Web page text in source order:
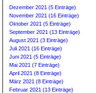
Dezember 2021 (5 Einträge)
November 2021 (16 Einträge)
Oktober 2021 (5 Einträge)
September 2021 (13 Einträge)
August 2021 (3 Einträge)
Juli 2021 (16 Einträge)
Juni 2021 (5 Einträge)
Mai 2021 (7 Einträge)
April 2021 (8 Einträge)
März 2021 (8 Einträge)
Februar 2021 (13 Einträge)